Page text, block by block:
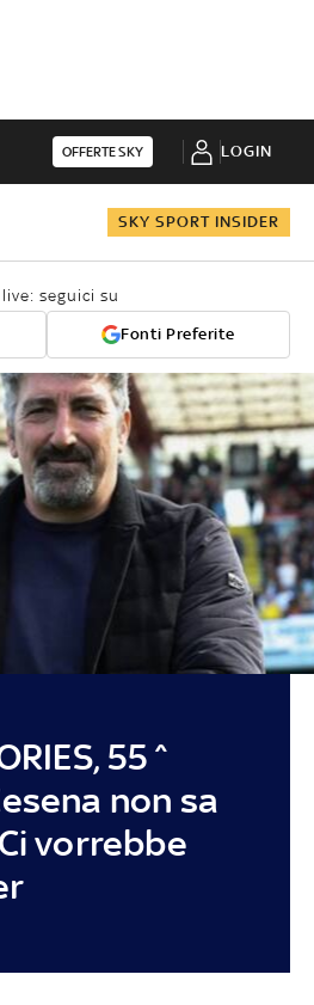
OFFERTE SKY LOGIN
SKY SPORT INSIDER
seguici su
Fonti Preferite
55^
non sa
vorrebbe